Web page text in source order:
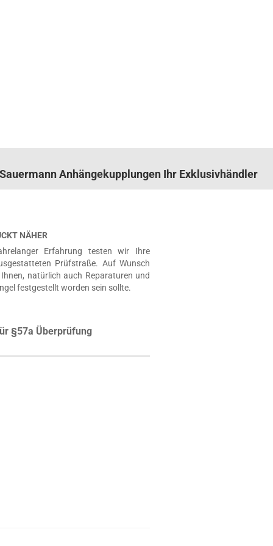
Anhängekupplungen Ihr Exklusivhändler
NÄHER
Erfahrung testen wir Ihre
Prüfstraße. Auf Wunsch
natürlich auch Reparaturen und
festgestellt worden sein sollte.
§57a Überprüfung